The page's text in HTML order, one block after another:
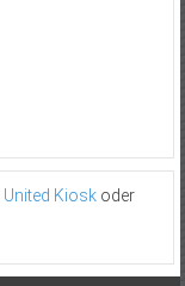
United Kioskoder